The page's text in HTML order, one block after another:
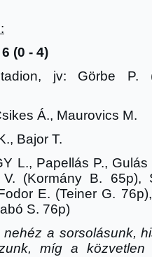
(0 - 4)
, jv: Görbe P.
Á., Maurovics M.
Bajor T.
L., Papellás P.,
(Kormány B. 65p),
E. (Teiner G.
S. 76p)
nehéz a sorsolásunk,
míg a közvetlen